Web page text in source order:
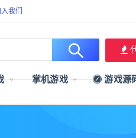
我们
掌机游戏 游戏源